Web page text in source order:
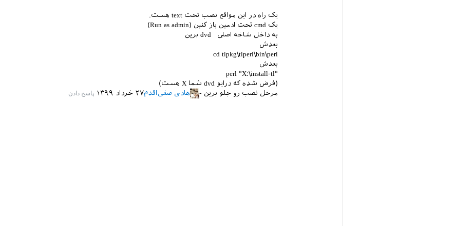
یک راه در این مواقع نصب تحت text هست.
یک cmd تحت ادمین باز کنین (Run as admin)
به داخل شاخه اصلی dvd برین
بعدش
cd tlpkg\tlperl\bin\perl
بعدش
‪perl "X:\install-tl"‬
(فرض شده که درایو dvd شما X هست)
مرحل نصب رو جلو برین
۲۷ خرداد ۱۳۹۹هادی صفی‌اقدم